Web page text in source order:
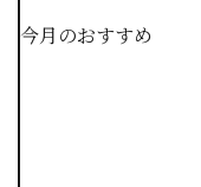
今月のおすすめ